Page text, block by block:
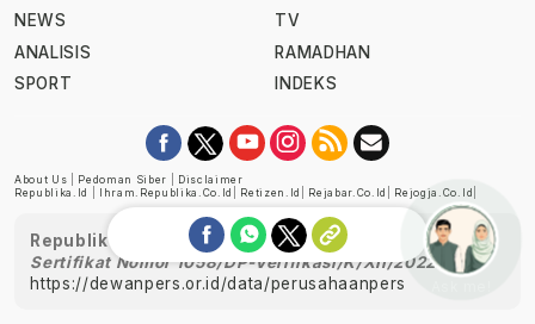
NEWS
ANALISIS
SPORT
TV
RAMADHAN
INDEKS
About Us Pedoman Siber
Disclaimer
Republika.id
Ihram.republika.co.id Retizen.id Rejabar.co.id Rejogja.co.id
Republika telah diverifikasi oleh Dewan Pers
Sertifikat Nomor 1058/DP-Verifikasi/K/XII/2022
https://dewanpers.or.id/data/perusahaanpers